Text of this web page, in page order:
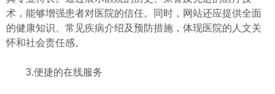
术，能够增强患者对医院的信任。同时，网站还应提供全面
的健康知识、常见疾病介绍及预防措施，体现医院的人文关
怀和社会责任感。
3.便捷的在线服务